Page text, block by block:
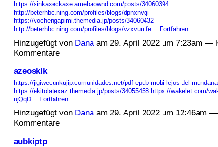
https://sinkaxeckaxe.amebaownd.com/posts/34060394
http://beterhbo.ning.com/profiles/blogs/dpnxnvgi
https://vochengapimi.themedia.jp/posts/34060432
http://beterhbo.ning.com/profiles/blogs/vzxvumfe… Fortfahren
Hinzugefügt von Danaam 29. April 2022 um 7:23am —
Kommentare
azeosklk
https://jigiwecunkujip.comunidades.net/pdf-epub-mobi-lejos-del-
https://ekitolatexaz.themedia.jp/posts/34055458 https://wakelet.com/
ujQqD… Fortfahren
Hinzugefügt von Danaam 29. April 2022 um 12:46am
Kommentare
aubkiptp